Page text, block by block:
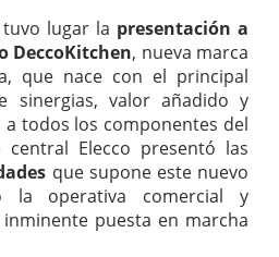
lugar la presentación a
DeccoKitchen, nueva marca
que nace con el principal
sinergias, valor añadido y
todos los componentes del
Elecco presentó las
que supone este nuevo
la operativa comercial y
puesta en marcha